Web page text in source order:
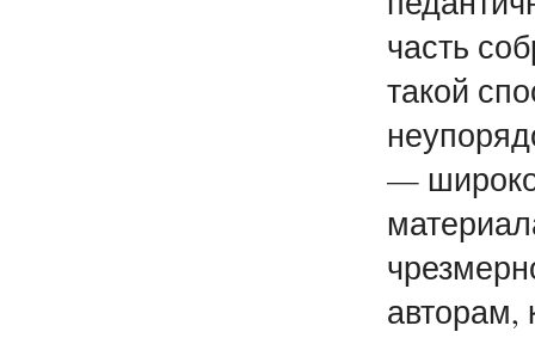
часть
такой
—
авторам,